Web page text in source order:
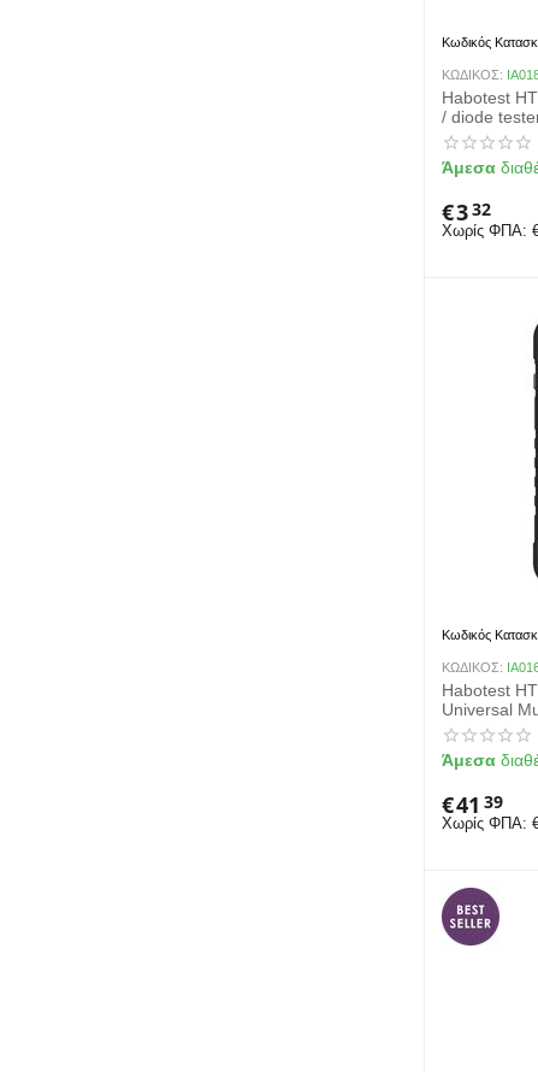
Κωδικός
ΚΩΔΙΚΟΣ:
Habotest
/ diode
Άμεσα
€332
Χωρίς ΦΠΑ:
Κωδικός
ΚΩΔΙΚΟΣ:
Habotest
Universal
Άμεσα
€41 39
Χωρίς ΦΠΑ: